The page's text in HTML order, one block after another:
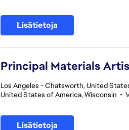
Lisätietoja
Principal Materials
Los Angeles - Chatsworth, United
United States of America, Wisconsin •
Lisätietoja